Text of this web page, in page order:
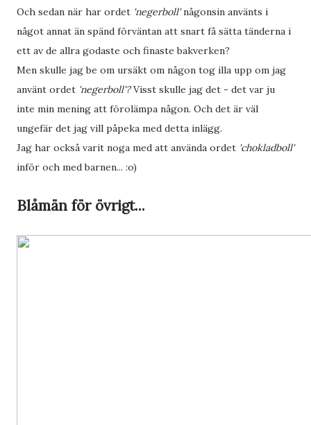
Och sedan när har ordet 'negerboll'någonsin använts i
något annat än spänd förväntan att snart få sätta tänderna i
ett av de allra godaste och finaste bakverken?
Men skulle jag be om ursäkt om någon tog illa upp om jag
använt ordet 'negerboll'?Visst skulle jag det - det var ju
inte min mening att förolämpa någon. Och det är väl
ungefär det jag vill påpeka med detta inlägg.
Jag har också varit noga med att använda ordet 'chokladboll'
inför och med barnen... :o)
Blåmän för övrigt...